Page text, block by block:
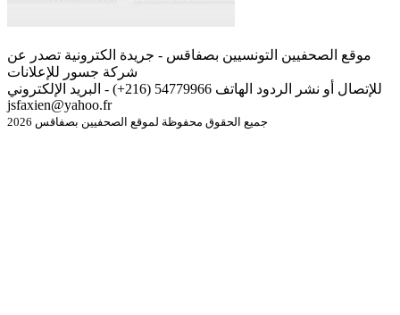
موقع الصحفيين التونسيين بصفاقس - جريدة الكترونية تصدر عن
شركة جسور للإعلانات
للإتصال أو نشر الردود الهاتف 54779966 (216+) - البريد الإلكتروني
jsfaxien@yahoo.fr
جميع الحقوق محفوظة لموقع الصحفيين بصفاقس 2026